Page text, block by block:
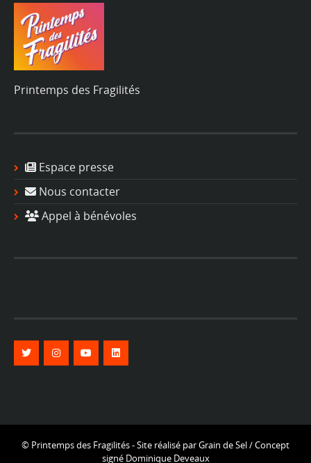
Printemps des Fragilités
Espace presse
Nous contacter
Appel à bénévoles
© Printemps des Fragilités - Site réalisé parGrain de Sel/ Concept
signé Dominique Deveaux